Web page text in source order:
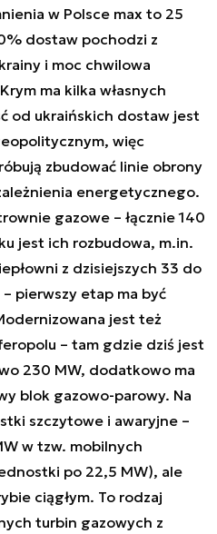
w Polsce max to 25
dostaw pochodzi z
i moc chwilowa
ma kilka własnych
od ukraińskich dostaw jest
więc
zbudować linie obrony
energetycznego.
gazowe – łącznie 140
jest ich rozbudowa, m.in.
z dzisiejszych 33 do
pierwszy etap ma być
jest też
– tam gdzie dziś jest
230 MW, dodatkowo ma
blok gazowo-parowy. Na
szczytowe i awaryjne –
w tzw. mobilnych
po 22,5 MW), ale
ciągłym. To rodzaj
turbin gazowych z